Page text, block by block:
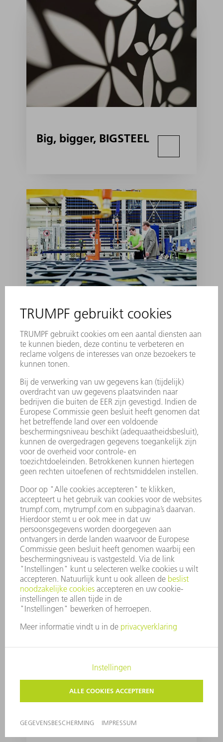
Big, bigger, BIGSTEEL
They know what
they're doing
Mr. Abraham is not
amused
it can!